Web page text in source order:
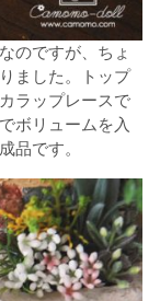
のですが、ちょ
ました。トップ
ラップレースで
ボリュームを入
品です。